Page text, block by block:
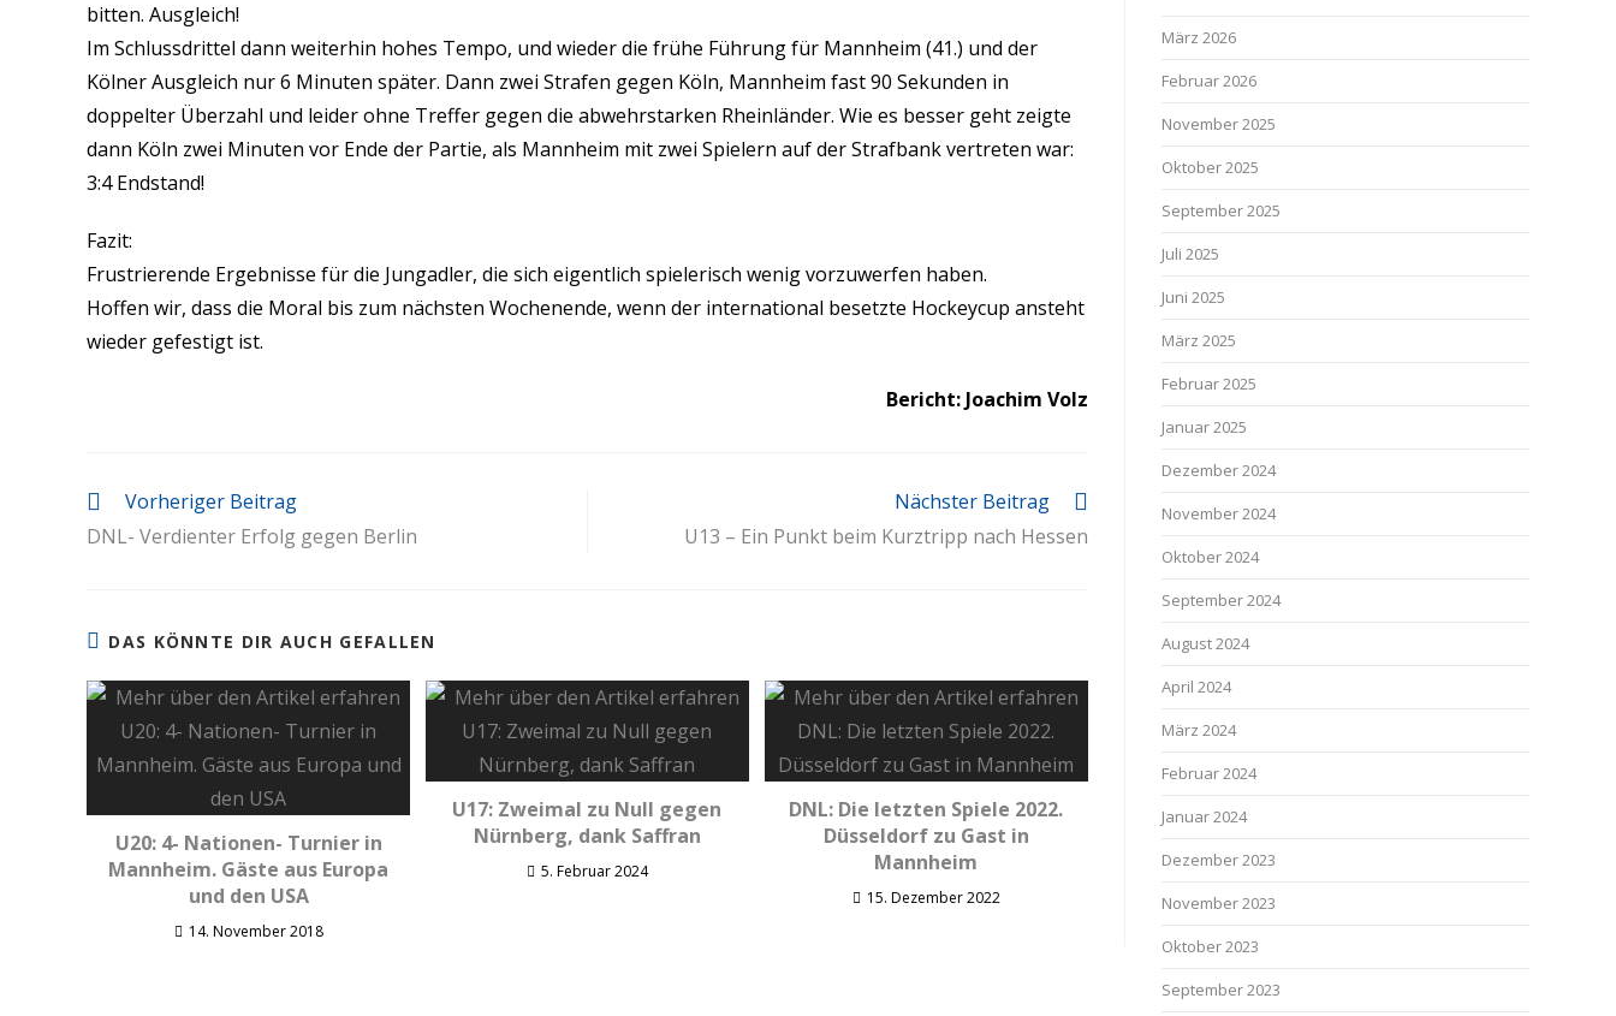
bitten. Ausgleich!
Im Schlussdrittel dann weiterhin hohes Tempo, und wieder die frühe Führung für Mannheim (41.) und der
Kölner Ausgleich nur 6 Minuten später. Dann zwei Strafen gegen Köln, Mannheim fast 90 Sekunden in
doppelter Überzahl und leider ohne Treffer gegen die abwehrstarken Rheinländer. Wie es besser geht zeigte
dann Köln zwei Minuten vor Ende der Partie, als Mannheim mit zwei Spielern auf der Strafbank vertreten war:
3:4 Endstand!
Fazit:
Frustrierende Ergebnisse für die Jungadler, die sich eigentlich spielerisch wenig vorzuwerfen haben.
Hoffen wir, dass die Moral bis zum nächsten Wochenende, wenn der international besetzte Hockeycup ansteht
wieder gefestigt ist.
Bericht: Joachim Volz
Vorheriger Beitrag
DNL- Verdienter Erfolg gegen Berlin
Nächster Beitrag
U13 – Ein Punkt beim Kurztripp nach Hessen
DAS KÖNNTE DIR AUCH GEFALLEN
U20: 4- Nationen- Turnier in
Mannheim. Gäste aus Europa
und den USA
14. November 2018
U17: Zweimal zu Null gegen
Nürnberg, dank Saffran
5. Februar 2024
DNL: Die letzten Spiele 2022.
Düsseldorf zu Gast in
Mannheim
15. Dezember 2022
März 2026
Februar 2026
November 2025
Oktober 2025
September 2025
Juli 2025
Juni 2025
März 2025
Februar 2025
Januar 2025
Dezember 2024
November 2024
Oktober 2024
September 2024
August 2024
April 2024
März 2024
Februar 2024
Januar 2024
Dezember 2023
November 2023
Oktober 2023
September 2023